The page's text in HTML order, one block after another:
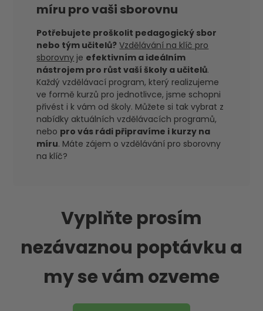
míru pro vaši sborovnu
Potřebujete proškolit pedagogický sbor
nebo tým učitelů? Vzdělávání na klíč pro
sborovny je efektivním a ideálním
nástrojem pro růst vaší školy a učitelů.
Každý vzdělávací program, který realizujeme
ve formě kurzů pro jednotlivce, jsme schopni
přivést i k vám od školy. Můžete si tak vybrat z
nabídky aktuálních vzdělávacích programů,
nebo pro vás rádi připravíme i kurzy na
míru. Máte zájem o vzdělávání pro sborovny
na klíč?
Vyplňte prosím
nezávaznou poptávku a
my se vám ozveme